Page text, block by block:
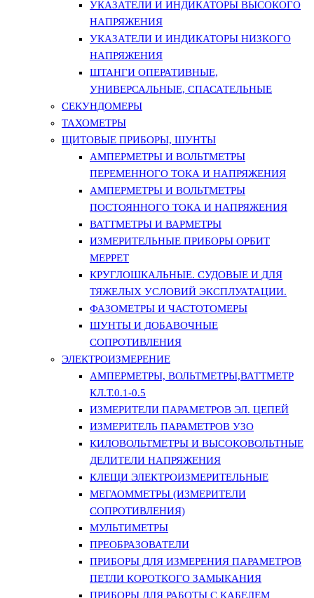
УКАЗАТЕЛИ И ИНДИКАТОРЫ ВЫСОКОГО
НАПРЯЖЕНИЯ
УКАЗАТЕЛИ И ИНДИКАТОРЫ НИЗКОГО
НАПРЯЖЕНИЯ
ШТАНГИ ОПЕРАТИВНЫЕ,
УНИВЕРСАЛЬНЫЕ, СПАСАТЕЛЬНЫЕ
СЕКУНДОМЕРЫ
ТАХОМЕТРЫ
ЩИТОВЫЕ ПРИБОРЫ, ШУНТЫ
АМПЕРМЕТРЫ И ВОЛЬТМЕТРЫ
ПЕРЕМЕННОГО ТОКА И НАПРЯЖЕНИЯ
АМПЕРМЕТРЫ И ВОЛЬТМЕТРЫ
ПОСТОЯННОГО ТОКА И НАПРЯЖЕНИЯ
ВАТТМЕТРЫ И ВАРМЕТРЫ
ИЗМЕРИТЕЛЬНЫЕ ПРИБОРЫ ОРБИТ
МЕРРЕТ
КРУГЛОШКАЛЬНЫЕ. СУДОВЫЕ И ДЛЯ
ТЯЖЕЛЫХ УСЛОВИЙ ЭКСПЛУАТАЦИИ.
ФАЗОМЕТРЫ И ЧАСТОТОМЕРЫ
ШУНТЫ И ДОБАВОЧНЫЕ
СОПРОТИВЛЕНИЯ
ЭЛЕКТРОИЗМЕРЕНИЕ
АМПЕРМЕТРЫ, ВОЛЬТМЕТРЫ,ВАТТМЕТР
КЛ.Т.0.1-0.5
ИЗМЕРИТЕЛИ ПАРАМЕТРОВ ЭЛ. ЦЕПЕЙ
ИЗМЕРИТЕЛЬ ПАРАМЕТРОВ УЗО
КИЛОВОЛЬТМЕТРЫ И ВЫСОКОВОЛЬТНЫЕ
ДЕЛИТЕЛИ НАПРЯЖЕНИЯ
КЛЕЩИ ЭЛЕКТРОИЗМЕРИТЕЛЬНЫЕ
МЕГАОММЕТРЫ (ИЗМЕРИТЕЛИ
СОПРОТИВЛЕНИЯ)
МУЛЬТИМЕТРЫ
ПРЕОБРАЗОВАТЕЛИ
ПРИБОРЫ ДЛЯ ИЗМЕРЕНИЯ ПАРАМЕТРОВ
ПЕТЛИ КОРОТКОГО ЗАМЫКАНИЯ
ПРИБОРЫ ДЛЯ РАБОТЫ С КАБЕЛЕМ